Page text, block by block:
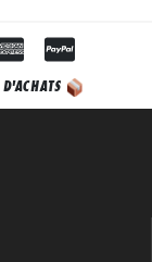
D'ACHATS